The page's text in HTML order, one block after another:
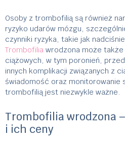
Osoby z trombofilią są również
ryzyko udarów mózgu,
czynniki ryzyka, takie jak
Trombofiliawrodzona może także
ciążowych, w tym poronień,
innych komplikacji związanych z
świadomość oraz monitorowanie
trombofilią jest niezwykle ważne.
Trombofilia wrodzona
i ich ceny